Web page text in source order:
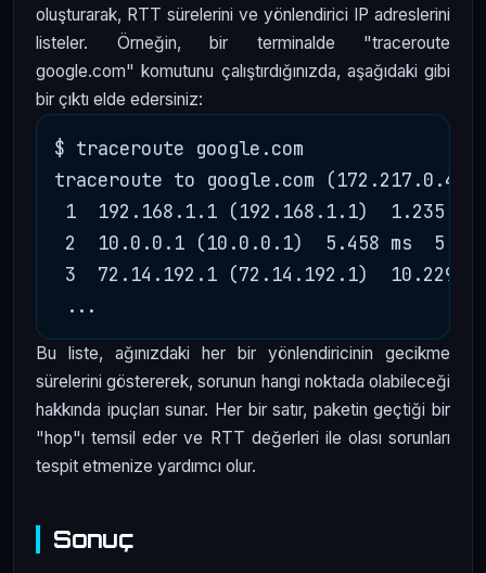
oluşturarak, RTT sürelerini ve yönlendirici IP adreslerini
listeler. Örneğin, bir terminalde "traceroute
google.com" komutunu çalıştırdığınızda, aşağıdaki gibi
bir çıktı elde edersiniz:
$ traceroute google.com
traceroute to google.com
1  192.168.1.1 (192.168.1.1)  1.235 ms
2  10.0.0.1 (10.0.0.1)  5.458 ms  5.232
3  72.14.192.1 (72.14.192.1)  10.229
Bu liste, ağınızdaki her bir yönlendiricinin gecikme
sürelerini göstererek, sorunun hangi noktada olabileceği
hakkında ipuçları sunar. Her bir satır, paketin geçtiği bir
"hop"ı temsil eder ve RTT değerleri ile olası sorunları
tespit etmenize yardımcı olur.
Sonuç